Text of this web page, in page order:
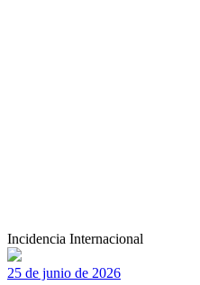
Incidencia Internacional
25 de junio de 2026